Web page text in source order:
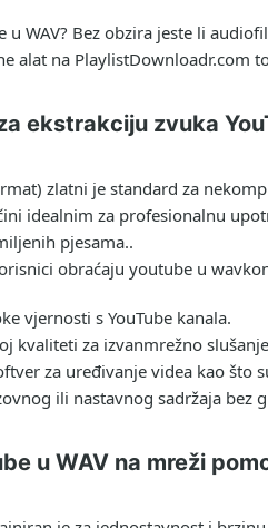
u WAV? Bez obzira jeste li
alat na PlaylistDownloadr.com
ekstrakciju zvuka
zlatni je standard za
idealnim za profesionalnu
pjesama..
obraćaju youtube u wav
vjernosti s YouTube kanala.
kvaliteti za izvanmrežno
za uređivanje videa kao što
ili nastavnog sadržaja bez
u WAV na mreži